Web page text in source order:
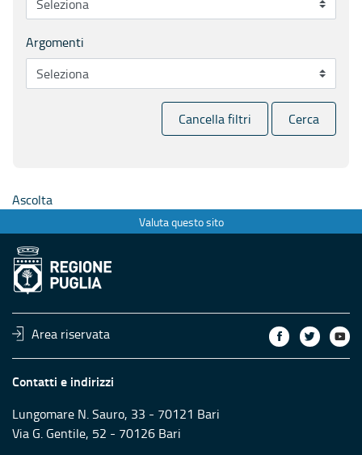
Argomenti
Cancella filtri Cerca
Ascolta
Valuta questo sito
Area riservata
Contatti e indirizzi
Lungomare N. Sauro, 33 - 70121 Bari
Via G. Gentile, 52 - 70126 Bari